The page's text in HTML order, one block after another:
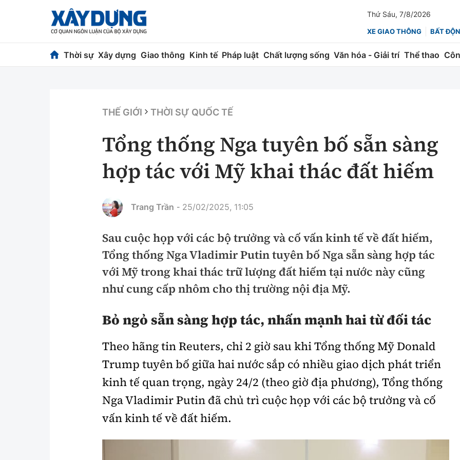
Thứ Sáu, 7/8/2026
XE GIAO THÔNG BẤT
Thời sự Xây dựng Giao thông Kinh tế Pháp luật Chất lượng sống Văn hóa - Giải trí Thể thao
Chuyện dọc đường
Chỉ đạo điều hành
Vật liệu xây dựng
Giám định chất lượng
Hàng không
Đường sắt
Đường thủy
Hàng hải
Đường sắt đô thị
Nhà thầu
Thi viết về Ngành
Chứng khoán
Bảo hiểm
An ninh hình sự
An toàn giao thông
Giao thông 24h
ATGT địa phương
Chung tay vì ATGT
Gương sáng giao thông
xem thêm
THẾ GIỚI THỜI SỰ QUỐC TẾ
Tổng thống Nga tuyên bố sẵn sàng
hợp tác với Mỹ khai thác đất hiếm
Trang Trần - 25/02/2025, 11:05
Sau cuộc họp với các bộ trưởng và cố vấn kinh tế về đất hiếm,
Tổng thống Nga Vladimir Putin tuyên bố Nga sẵn sàng hợp tác
với Mỹ trong khai thác trữ lượng đất hiếm tại nước này cũng
như cung cấp nhôm cho thị trường nội địa Mỹ.
Bỏ ngỏ sẵn sàng hợp tác, nhấn mạnh hai từ đối tác
Theo hãng tin Reuters, chỉ 2 giờ sau khi Tổng thống Mỹ Donald
Trump tuyên bố giữa hai nước sắp có nhiều giao dịch phát triển
kinh tế quan trọng, ngày 24/2 (theo giờ địa phương), Tổng thống
Nga Vladimir Putin đã chủ trì cuộc họp với các bộ trưởng và cố
vấn kinh tế về đất hiếm.